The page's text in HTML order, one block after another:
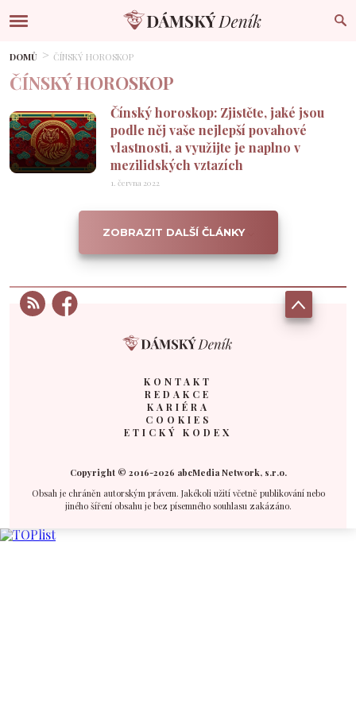
DOMŮ ČÍNSKÝ HOROSKOP
ČÍNSKÝ HOROSKOP
Čínský horoskop: Zjistěte, jaké jsou
podle něj vaše nejlepší povahové
vlastnosti, a využijte je naplno v
mezilidských vztazích
1. června 2022
ZOBRAZIT DALŠÍ ČLÁNKY
KONTAKT
REDAKCE
KARIÉRA
COOKIES
ETICKÝ KODEX
Copyright © 2016-2026 abcMedia Network, s.r.o.
Obsah je chráněn autorským právem. Jakékoli užití včetně publikování nebo
jiného šíření obsahu je bez písemného souhlasu zakázáno.